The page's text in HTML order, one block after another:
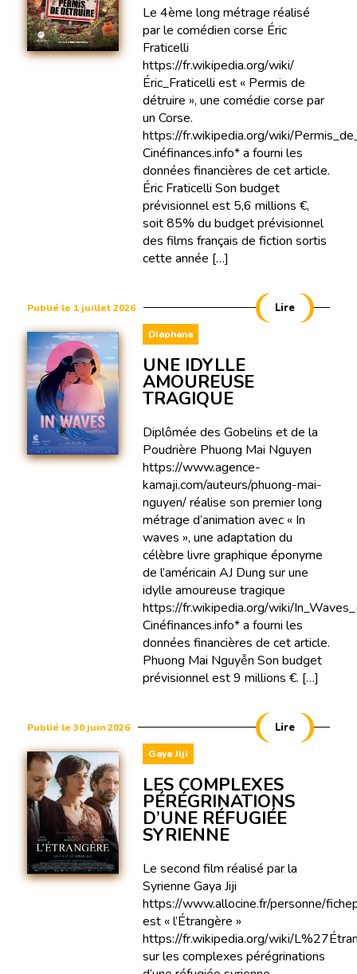
Le 4ème long métrage réalisé
par le comédien corse Éric
Fraticelli
https://fr.wikipedia.org/wiki/
Éric_Fraticelli est « Permis de
détruire », une comédie corse par
un Corse.
https://fr.wikipedia.org/wiki/
Cinéfinances.info* a fourni les
données financières de cet article.
Éric Fraticelli Son budget
prévisionnel est 5,6 millions €,
soit 85% du budget prévisionnel
des films français de fiction sortis
cette année […]
Publié le 1 juillet 2026
Diaphana
Lire
UNE IDYLLE
AMOUREUSE
TRAGIQUE
Diplômée des Gobelins et de la
Poudrière Phuong Mai Nguyen
https://www.agence-
kamaji.com/auteurs/phuong-mai-
nguyen/ réalise son premier long
métrage d’animation avec « In
waves », une adaptation du
célèbre livre graphique éponyme
de l’américain AJ Dung sur une
idylle amoureuse tragique
https://fr.wikipedia.org/wiki/
Cinéfinances.info* a fourni les
données financières de cet article.
Phuong Mai Nguyễn Son budget
prévisionnel est 9 millions €. […]
Publié le 30 juin 2026
Gaya Jiji
Lire
LES COMPLEXES
PÉRÉGRINATIONS
D’UNE RÉFUGIÉE
SYRIENNE
Le second film réalisé par la
Syrienne Gaya Jiji
https://www.allocine.fr/personne/
est « l’Étrangère »
https://fr.wikipedia.org/wiki/
sur les complexes pérégrinations